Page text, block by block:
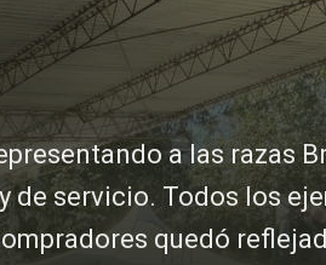
a las razas
de servicio. Todos los
quedó